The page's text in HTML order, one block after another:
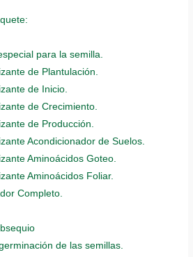
para la semilla.
de Plantulación.
de Inicio.
de Crecimiento.
de Producción.
Acondicionador de Suelos.
Aminoácidos Goteo.
Aminoácidos Foliar.
Completo.
de las semillas.